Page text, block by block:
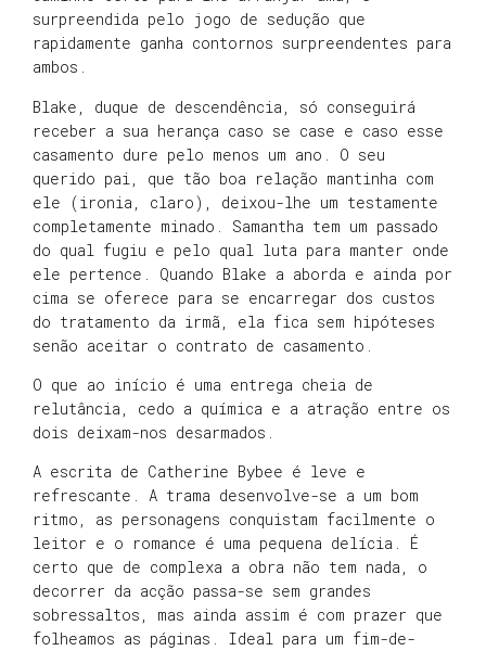
surpreendida pelo jogo de sedução que
rapidamente ganha contornos surpreendentes para
ambos.
Blake, duque de descendência, só conseguirá
receber a sua herança caso se case e caso esse
casamento dure pelo menos um ano. O seu
querido pai, que tão boa relação mantinha com
ele (ironia, claro), deixou-lhe um testamente
completamente minado. Samantha tem um passado
do qual fugiu e pelo qual luta para manter onde
ele pertence. Quando Blake a aborda e ainda por
cima se oferece para se encarregar dos custos
do tratamento da irmã, ela fica sem hipóteses
senão aceitar o contrato de casamento.
O que ao início é uma entrega cheia de
relutância, cedo a química e a atração entre os
dois deixam-nos desarmados.
A escrita de Catherine Bybee é leve e
refrescante. A trama desenvolve-se a um bom
ritmo, as personagens conquistam facilmente o
leitor e o romance é uma pequena delícia. É
certo que de complexa a obra não tem nada, o
decorrer da acção passa-se sem grandes
sobressaltos, mas ainda assim é com prazer que
folheamos as páginas. Ideal para um fim-de-